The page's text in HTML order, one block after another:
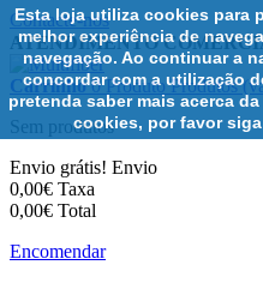
Esta loja utiliza cookies para
melhor experiência de
navegação. Ao continuar a
concordar com a utilização
pretenda saber mais acerca
cookies, por favor
Contacte-nos
ATENDIMENTO
Carrinho 0 Produto Produtos
Sem produtos
Envio grátis! Envio
0,00€ Taxa
0,00€ Total
Encomendar